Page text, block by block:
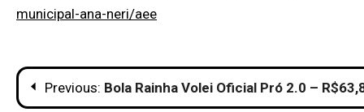
municipal-ana-neri/aee
Navegação
Previous: Bola Rainha Volei Oficial Pró 2.0 –